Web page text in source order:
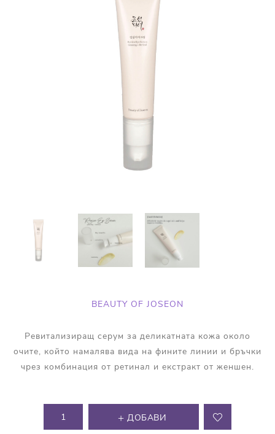
BEAUTY OF JOSEON
Ревитализиращ серум за деликатната кожа около
очите, който намалява вида на фините линии и бръчки
чрез комбинация от ретинал и екстракт от женшен.
ДОБАВИ